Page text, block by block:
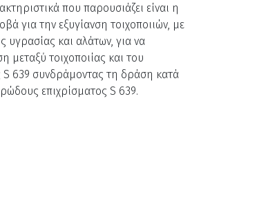
που παρουσιάζει είναι η
για την εξυγίανση τοιχοποιιών, με
και αλάτων, για να
μεταξύ τοιχοποιίας και του
S 639 συνδράμοντας τη δράση κατά
επιχρίσματος S 639.